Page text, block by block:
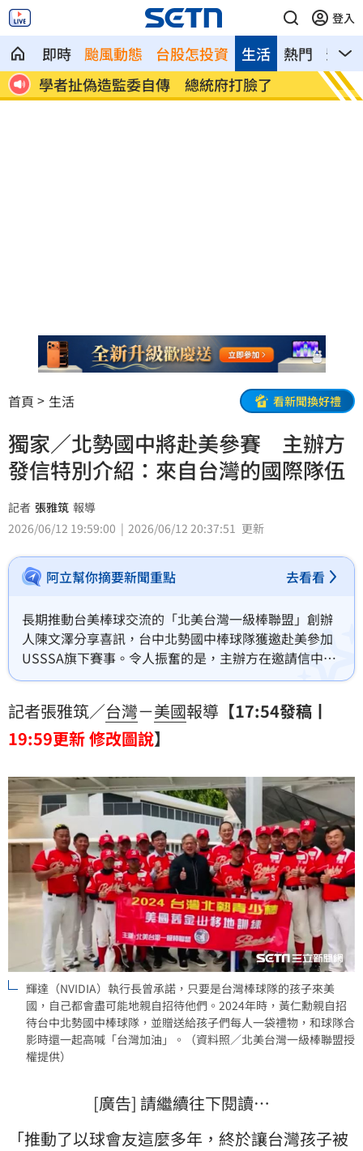
登入
即時 颱風動態 台股怎投資 熱門 影音
生活
學者扯偽造監委自傳 總統府打臉了
疑俄
態
首頁 生活 看新聞換好禮
獨家／北勢國中將赴美參賽 主辦方
發信特別介紹：來自台灣的國際隊伍
記者 張雅筑 報導
2026/06/12 19:59:00
2026/06/12 20:37:51 更新
阿立幫你摘要新聞重點 去看看
長期推動台美棒球交流的「北美台灣一級棒聯盟」創辦
人陳文澤分享喜訊，台中北勢國中棒球隊獲邀赴美參加
USSSA旗下賽事。令人振奮的是，主辦方在邀請信中特
別介紹北勢國中的背景，並附上多個連結向各地球隊推
慰，象徵台灣青少棒實力成功躍上國際舞台，不僅讓世
界看見台灣小球員的拼勁，更達成以球會友、促進體育
記者張雅筑／台灣－美國報導 【17:54發稿丨
19:59更新 修改圖說】
輝達（NVIDIA）執行長曾承諾，只要是台灣棒球隊的孩子來美
國，自己都會盡可能地親自招待他們。2024年時，黃仁勳親自招
待台中北勢國中棒球隊，並贈送給孩子們每人一袋禮物，和球隊合
影時還一起高喊「台灣加油」。（資料照／北美台灣一級棒聯盟授
權提供）
[廣告] 請繼續往下閱讀…
「推動了以球會友這麼多年，終於讓台灣孩子被